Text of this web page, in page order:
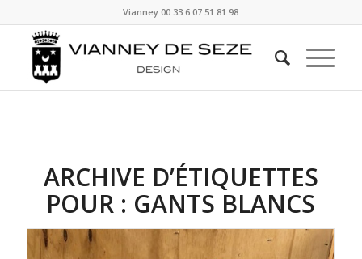
Vianney00 33 6 07 51 81 98
ARCHIVE D’ÉTIQUETTES
POUR : GANTS BLANCS